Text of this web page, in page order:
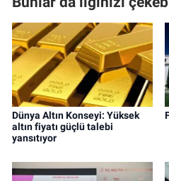
Dünya Altın Konseyi: Yüksek
altın fiyatı güçlü talebi
yansıtıyor